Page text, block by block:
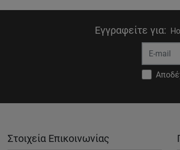
Εγγραφείτε για:
Στοιχεία Επικοινωνίας